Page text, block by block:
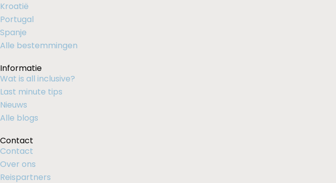
Kroatië
Portugal
Spanje
Alle bestemmingen
Informatie
Wat is all inclusive?
Last minute tips
Nieuws
Alle blogs
Contact
Contact
Over ons
Reispartners